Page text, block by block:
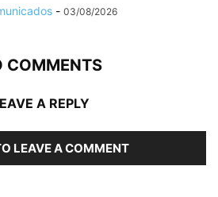
- 03/08/2026
COMMENTS
A REPLY
LEAVE A COMMENT